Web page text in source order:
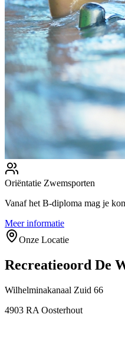
Oriëntatie Zwemsporten
Vanaf het B-diploma mag je
Meer informatie
Onze Locatie
Recreatieoord De
Wilhelminakanaal Zuid 66
4903 RA Oosterhout